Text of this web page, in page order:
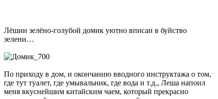
Лёшин зелёно-голубой домик уютно вписан в буйство
зелени…
По приходу в дом, и окончанию вводного инструктажа о том,
где тут туалет, где умывальник, где вода и т.д., Леша напоил
меня вкуснейшим китайским чаем, который прекрасно